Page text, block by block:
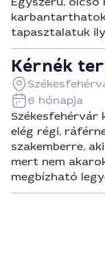
tapasztalatuk
Kérnék
6 hónapja
Székesfehérvár
elég régi,
szakemberre,
mert nem
megbízható